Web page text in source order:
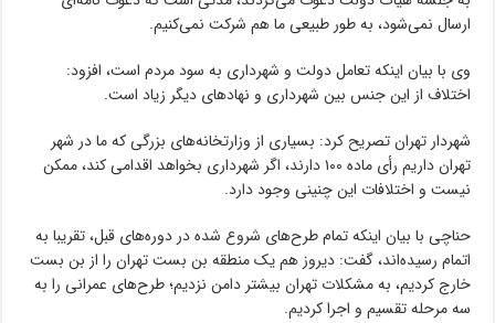
ارسال نمی‌شود، به طور طبیعی ما هم شرکت نمی‌کنیم.
وی با بیان اینکه تعامل دولت و شهرداری به سود مردم است، افزود:
اختلاف از این جنس بین شهرداری و‌ نهاد‌های دیگر زیاد است.
شهردار تهران تصریح کرد: بسیاری از وزارتخانه‌های بزرگی که ما در شهر
تهران داریم رأی ماده ۱۰۰ دارند، اگر شهرداری بخواهد اقدامی کند، ممکن
نیست و اختلافات این چنینی وجود دارد.
حناچی با بیان اینکه تمام طرح‌های شروع شده در دوره‌های قبل، تقریبا به
اتمام رسیده‌اند، گفت: دیروز هم یک منطقه بن بست تهران را از بن بست
خارج کردیم، به مشکلات تهران بیشتر دامن نزدیم؛ طرح‌های عمرانی را به
سه مرحله تقسیم و اجرا کردیم.